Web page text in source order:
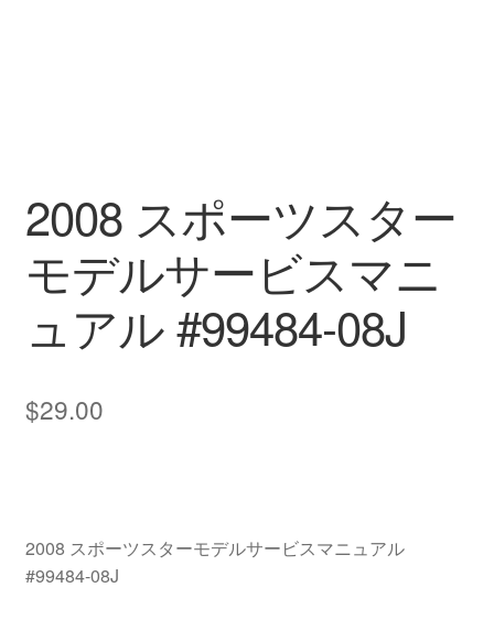
2008 スポーツスター
モデルサービスマニ
ュアル #99484-08J
$29.00
2008 スポーツスターモデルサービスマニュアル
#99484-08J